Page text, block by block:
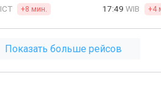
ICT +8 мин. 17:49 WIB +4
Показать больше рейсов